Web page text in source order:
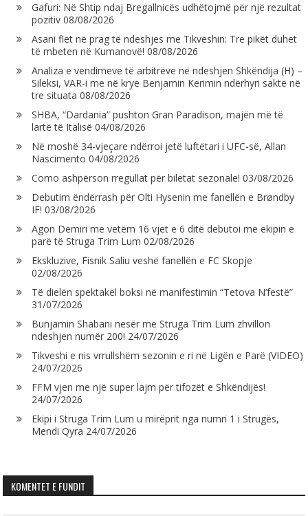
Gafuri: Në Shtip ndaj Bregallnicës udhëtojmë për një rezultat
pozitiv 08/08/2026
Asani flet në prag të ndeshjes me Tikveshin: Tre pikët duhet
të mbeten në Kumanovë! 08/08/2026
Analiza e vendimeve të arbitrëve në ndeshjen Shkëndija (H) –
Sileksi, VAR-i me në krye Benjamin Kerimin ndërhyri saktë në
tre situata 08/08/2026
SHBA, “Dardania” pushton Gran Paradison, majën më të
lartë të Italisë 04/08/2026
Në moshë 34-vjeçare ndërroi jetë luftëtari i UFC-së, Allan
Nascimento 04/08/2026
Como ashpërson rregullat për biletat sezonale! 03/08/2026
Debutim ëndërrash për Olti Hysenin me fanellën e Brøndby
IF! 03/08/2026
Agon Demiri me vetëm 16 vjet e 6 ditë debutoi me ekipin e
parë të Struga Trim Lum 02/08/2026
Ekskluzive, Fisnik Saliu veshë fanellën e FC Skopje
02/08/2026
Të dielën spektakël boksi në manifestimin “Tetova N’festë”
31/07/2026
Bunjamin Shabani nesër me Struga Trim Lum zhvillon
ndeshjen numër 200! 24/07/2026
Tikveshi e nis vrrullshëm sezonin e ri në Ligën e Parë (VIDEO)
24/07/2026
FFM vjen me një super lajm për tifozët e Shkëndijës!
24/07/2026
Ekipi i Struga Trim Lum u mirëprit nga numri 1 i Strugës,
Mendi Qyra 24/07/2026
KOMENTET E FUNDIT